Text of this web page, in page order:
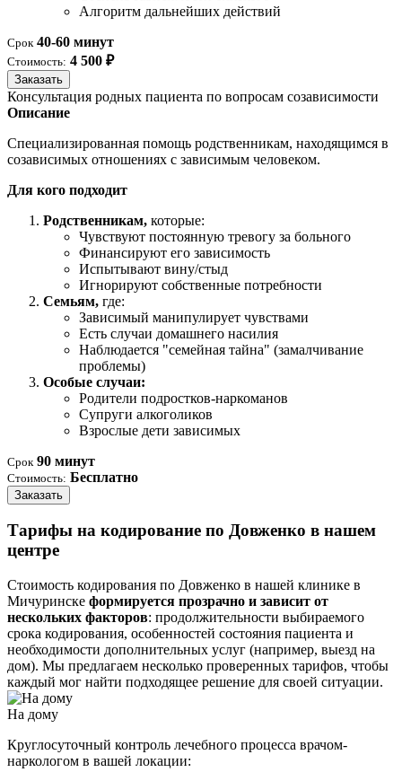
Алгоритм дальнейших действий
Срок 40-60 минут
Стоимость: 4 500 ₽
Заказать
Консультация родных пациента по вопросам созависимости
Описание
Специализированная помощь родственникам, находящимся в
созависимых отношениях с зависимым человеком.
Для кого подходит
Родственникам, которые:
Чувствуют постоянную тревогу за больного
Финансируют его зависимость
Испытывают вину/стыд
Игнорируют собственные потребности
Семьям, где:
Зависимый манипулирует чувствами
Есть случаи домашнего насилия
Наблюдается "семейная тайна" (замалчивание
проблемы)
Особые случаи:
Родители подростков-наркоманов
Супруги алкоголиков
Взрослые дети зависимых
Срок 90 минут
Стоимость: Бесплатно
Заказать
Тарифы на кодирование по Довженко в нашем
центре
Стоимость кодирования по Довженко в нашей клинике в
Мичуринске формируется прозрачно и зависит от
нескольких факторов: продолжительности выбираемого
срока кодирования, особенностей состояния пациента и
необходимости дополнительных услуг (например, выезд на
дом). Мы предлагаем несколько проверенных тарифов, чтобы
каждый мог найти подходящее решение для своей ситуации.
На дому
Круглосуточный контроль лечебного процесса врачом-
наркологом в вашей локации: